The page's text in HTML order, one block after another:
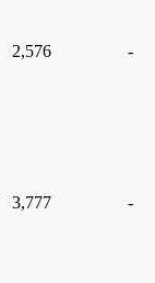
2,576 -
3,777 -